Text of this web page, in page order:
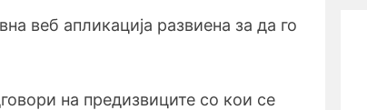
веб апликација развиена за да го
на предизвиците со кои се